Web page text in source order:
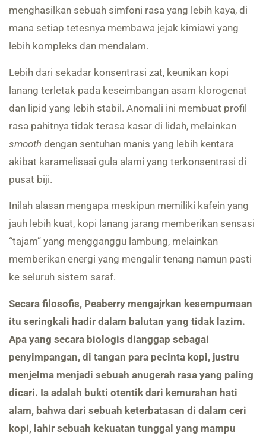
menghasilkan sebuah simfoni rasa yang lebih kaya, di
mana setiap tetesnya membawa jejak kimiawi yang
lebih kompleks dan mendalam.
Lebih dari sekadar konsentrasi zat, keunikan kopi
lanang terletak pada keseimbangan asam klorogenat
dan lipid yang lebih stabil. Anomali ini membuat profil
rasa pahitnya tidak terasa kasar di lidah, melainkan
smooth dengan sentuhan manis yang lebih kentara
akibat karamelisasi gula alami yang terkonsentrasi di
pusat biji.
Inilah alasan mengapa meskipun memiliki kafein yang
jauh lebih kuat, kopi lanang jarang memberikan sensasi
“tajam” yang mengganggu lambung, melainkan
memberikan energi yang mengalir tenang namun pasti
ke seluruh sistem saraf.
Secara filosofis, Peaberry mengajrkan kesempurnaan
itu seringkali hadir dalam balutan yang tidak lazim.
Apa yang secara biologis dianggap sebagai
penyimpangan, di tangan para pecinta kopi, justru
menjelma menjadi sebuah anugerah rasa yang paling
dicari. Ia adalah bukti otentik dari kemurahan hati
alam, bahwa dari sebuah keterbatasan di dalam ceri
kopi, lahir sebuah kekuatan tunggal yang mampu